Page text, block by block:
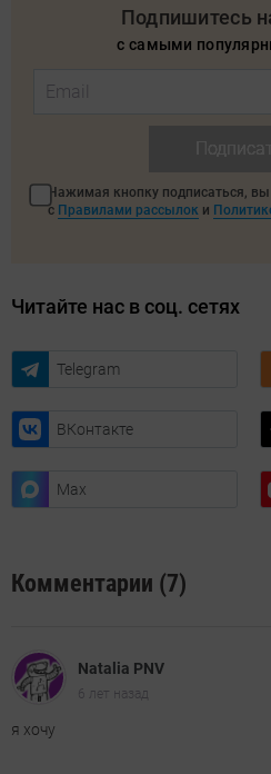
Подпишитесь
с самыми
Нажимая кнопку подписаться, вы
с Правилами рассылок и
Читайте нас в соц. сетях
Telegram
ВКонтакте
Max
Комментарии (7)
Natalia PNV
6 лет назад
я хочу